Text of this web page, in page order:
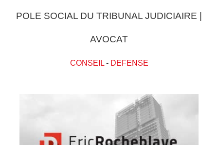
POLE SOCIAL DU TRIBUNAL JUDICIAIRE |
AVOCAT
CONSEIL- DEFENSE